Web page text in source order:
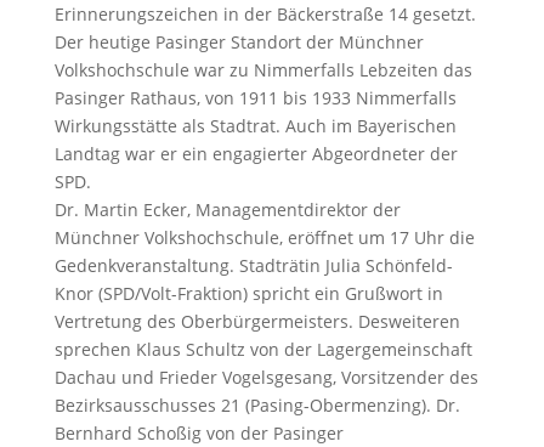
Erinnerungszeichen in der Bäckerstraße 14 gesetzt.
Der heutige Pasinger Standort der Münchner
Volkshochschule war zu Nimmerfalls Lebzeiten das
Pasinger Rathaus, von 1911 bis 1933 Nimmerfalls
Wirkungsstätte als Stadtrat. Auch im Bayerischen
Landtag war er ein engagierter Abgeordneter der
SPD.
Dr. Martin Ecker, Managementdirektor der
Münchner Volkshochschule, eröffnet um 17 Uhr die
Gedenkveranstaltung. Stadträtin Julia Schönfeld-
Knor (SPD/Volt-Fraktion) spricht ein Grußwort in
Vertretung des Oberbürgermeisters. Desweiteren
sprechen Klaus Schultz von der Lagergemeinschaft
Dachau und Frieder Vogelsgesang, Vorsitzender des
Bezirksausschusses 21 (Pasing-Obermenzing). Dr.
Bernhard Schoßig von der Pasinger